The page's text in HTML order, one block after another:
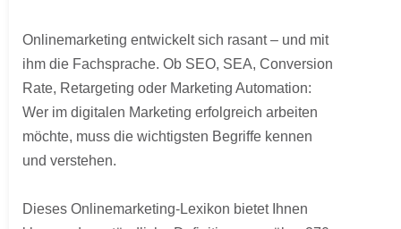
Onlinemarketing entwickelt sich rasant – und mit
ihm die Fachsprache. Ob SEO, SEA, Conversion
Rate, Retargeting oder Marketing Automation:
Wer im digitalen Marketing erfolgreich arbeiten
möchte, muss die wichtigsten Begriffe kennen
und verstehen.
Dieses Onlinemarketing-Lexikon bietet Ihnen